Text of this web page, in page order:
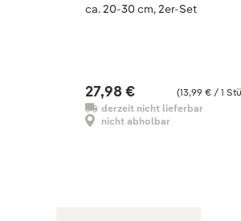
ca. 20-30 cm, 2er-Set
(13,99 € / 1
27,98 €
derzeit nicht lieferbar
nicht abholbar